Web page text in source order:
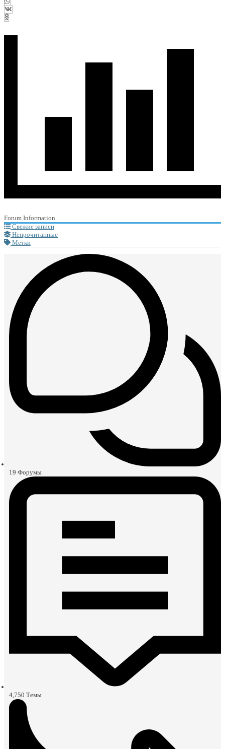
Forum Information
Свежие записи
Непрочитанные
Метки
19 Форумы
4,750 Темы